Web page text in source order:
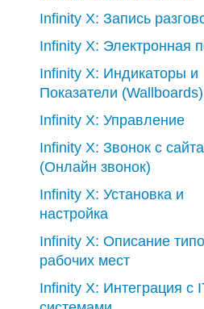
Infinity X: Запись
Infinity X: Электронная
Infinity X: Индикаторы и
Показатели (Wallboards)
Infinity X: Управление
Infinity X: Звонок с сайта
(Онлайн звонок)
Infinity X: Установка и
настройка
Infinity X: Описание
рабочих мест
Infinity X: Интеграция с